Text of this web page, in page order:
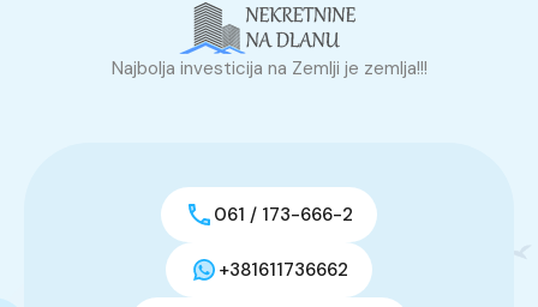
Najbolja investicija na Zemlji je zemlja!!!
061 / 173-666-2
+381611736662